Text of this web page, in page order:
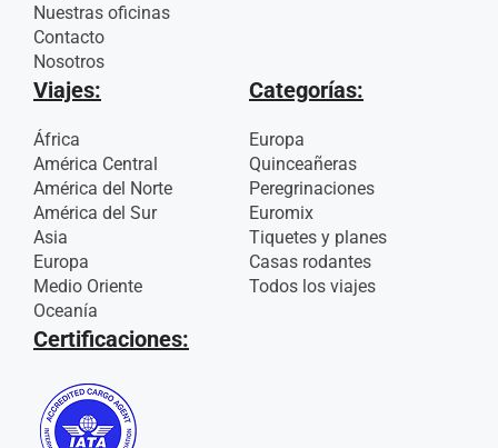
Nuestras oficinas
Contacto
Nosotros
Viajes:
África
América Central
América del Norte
América del Sur
Asia
Europa
Medio Oriente
Oceanía
Categorías:
Europa
Quinceañeras
Peregrinaciones
Euromix
Tiquetes y planes
Casas rodantes
Todos los viajes
Certificaciones: